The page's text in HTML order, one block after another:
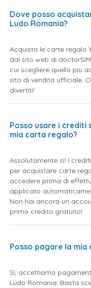
Dove posso
Ludo Romania?
Acquista le carte regalo
dal sito web di
cui scegliere quello più
sito di vendita ufficiale.
divertiti!
Posso usare i crediti
mia carta regalo?
Assolutamente sì! I
per acquistare carte
accedere prima di
applicato
Non hai ancora un
primo credito gratuito!
Posso pagare la mia
Sì, accettiamo
Ludo Romania. Basta